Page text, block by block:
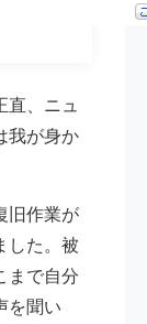
、ニュ
我が身か
旧作業が
した。被
まで自分
を聞い